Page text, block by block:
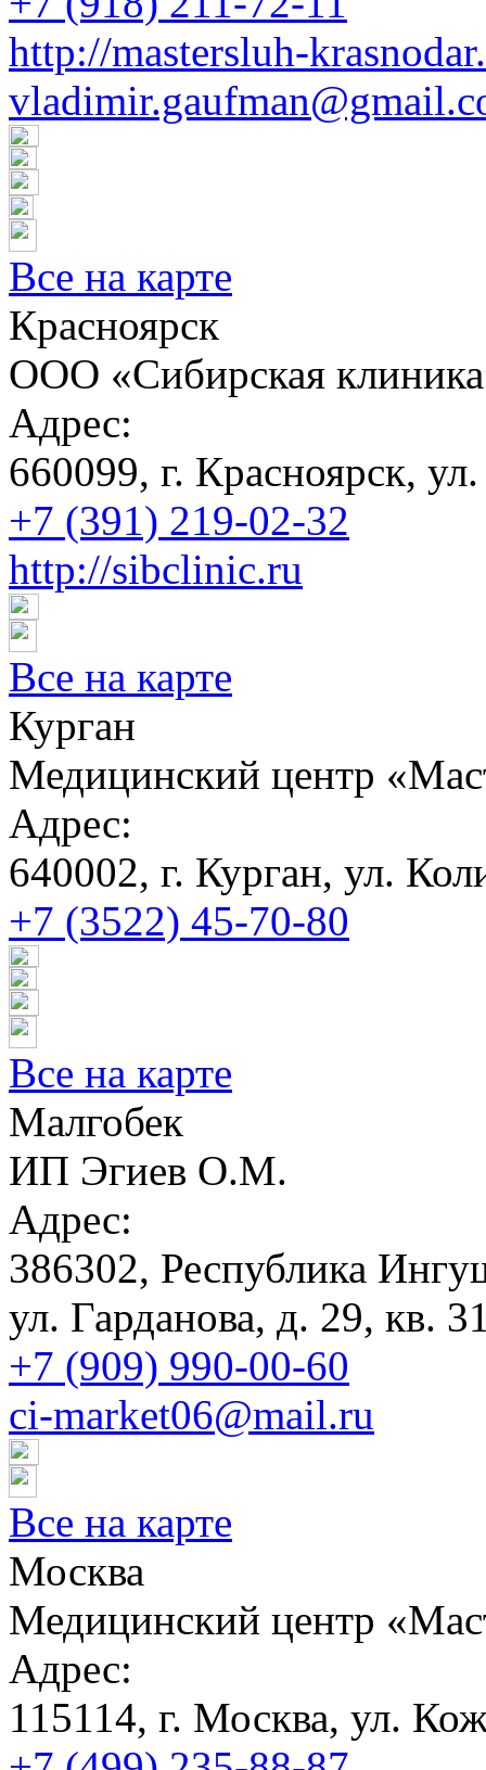
http://mastersluh-
Все на карте
Красноярск
ООО «Сибирская
Адрес:
660099, г. Красноярск,
+7 (391) 219-02-32
http://sibclinic.ru
Все на карте
Курган
Медицинский центр
Адрес:
640002, г. Курган, ул.
+7 (3522) 45-70-80
Все на карте
Малгобек
ИП Эгиев О.М.
Адрес:
386302, Республика
ул. Гарданова, д. 29, кв.
+7 (909) 990-00-60
ci-market06@mail.ru
Все на карте
Москва
Медицинский центр
Адрес:
115114, г. Москва, ул.